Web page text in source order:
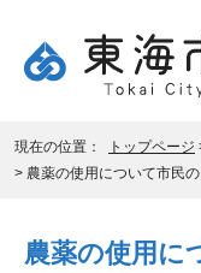
現在の位置： トップページ
> 農薬の使用について市民
農薬の使用に